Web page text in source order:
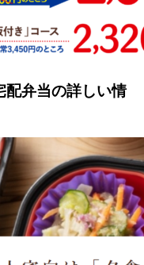
配弁当の詳しい情